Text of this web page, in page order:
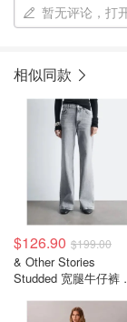
暂无评论，打
相似同款
$126.90 $199.00
& Other Stories
Studded 宽腿牛仔裤